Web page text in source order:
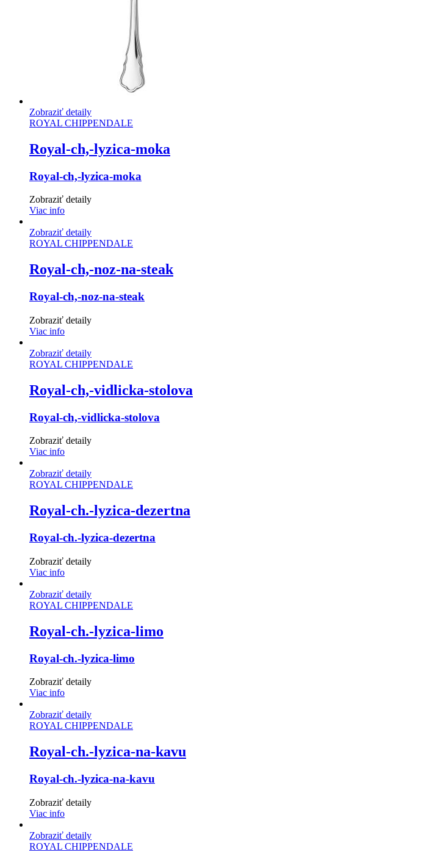
Zobraziť detaily
ROYAL CHIPPENDALE
Royal-ch,-lyzica-moka
Royal-ch,-lyzica-moka
Zobraziť detaily
Viac info
Zobraziť detaily
ROYAL CHIPPENDALE
Royal-ch,-noz-na-steak
Royal-ch,-noz-na-steak
Zobraziť detaily
Viac info
Zobraziť detaily
ROYAL CHIPPENDALE
Royal-ch,-vidlicka-stolova
Royal-ch,-vidlicka-stolova
Zobraziť detaily
Viac info
Zobraziť detaily
ROYAL CHIPPENDALE
Royal-ch.-lyzica-dezertna
Royal-ch.-lyzica-dezertna
Zobraziť detaily
Viac info
Zobraziť detaily
ROYAL CHIPPENDALE
Royal-ch.-lyzica-limo
Royal-ch.-lyzica-limo
Zobraziť detaily
Viac info
Zobraziť detaily
ROYAL CHIPPENDALE
Royal-ch.-lyzica-na-kavu
Royal-ch.-lyzica-na-kavu
Zobraziť detaily
Viac info
Zobraziť detaily
ROYAL CHIPPENDALE